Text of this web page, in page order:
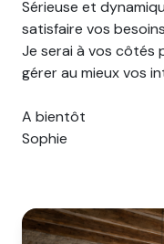
Sérieuse et
satisfaire vos
Je serai à vos
gérer au mieux vos
A bientôt
Sophie